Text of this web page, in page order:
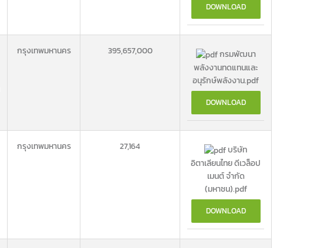
DOWNLOAD
กรุงเทพมหานคร 395,657,000
กรมพัฒนา
พลังงานทดแทนและ
อนุรักษ์พลังงาน.pdf
DOWNLOAD
กรุงเทพมหานคร 27,164
บริษัท
อิตาเลียนไทย ดีเวล็อป
เมนต์ จำกัด
(มหาชน).pdf
DOWNLOAD